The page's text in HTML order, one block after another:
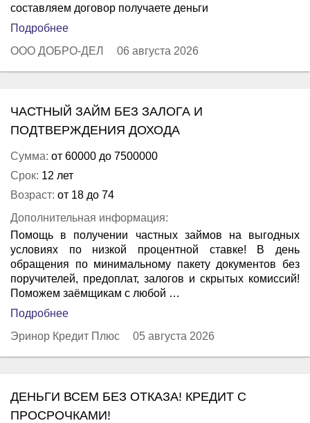
составляем договор получаете деньги
Подробнее
ООО ДОБРО-ДЕЛ
06 августа 2026
ЧАСТНЫЙ ЗАЙМ БЕЗ ЗАЛОГА И
ПОДТВЕРЖДЕНИЯ ДОХОДА
Сумма: от 60000 до 7500000
Срок: 12 лет
Возраст: от 18 до 74
Дополнительная информация:
Помощь в получении частных займов на выгодных
условиях по низкой процентной ставке! В день
обращения по минимальному пакету документов без
поручителей, предоплат, залогов и скрытых комиссий!
Поможем заёмщикам с любой …
Подробнее
Эринор Кредит Плюс
05 августа 2026
ДЕНЬГИ ВСЕМ БЕЗ ОТКАЗА! КРЕДИТ С
ПРОСРОЧКАМИ!